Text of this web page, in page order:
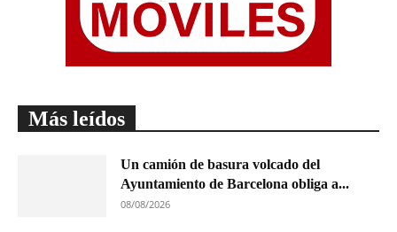
Más leídos
Un camión de basura volcado del
Ayuntamiento de Barcelona obliga a...
08/08/2026